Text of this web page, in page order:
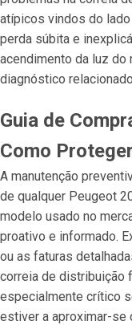
atípicos vindos do
perda súbita e
acendimento da luz
diagnóstico
Guia de
Como
A manutenção
de qualquer Peugeot
modelo usado no
proativo e informado.
ou as faturas
correia de distribuição
especialmente crítico
estiver a aproximar-se